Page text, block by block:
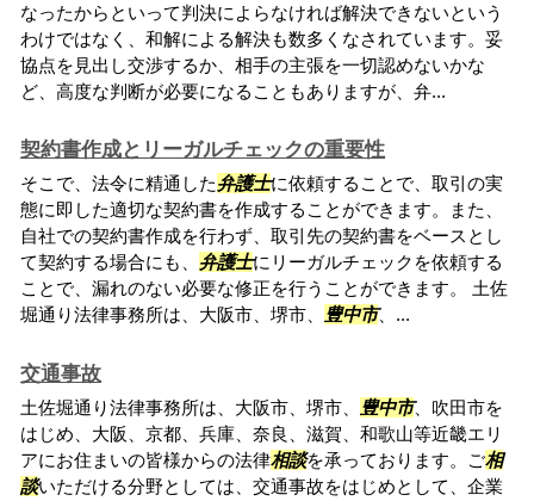
なったからといって判決によらなければ解決できないという
わけではなく、和解による解決も数多くなされています。妥
協点を見出し交渉するか、相手の主張を一切認めないかな
ど、高度な判断が必要になることもありますが、弁...
契約書作成とリーガルチェックの重要性
そこで、法令に精通した弁護士に依頼することで、取引の実
態に即した適切な契約書を作成することができます。また、
自社での契約書作成を行わず、取引先の契約書をベースとし
て契約する場合にも、 弁護士にリーガルチェックを依頼する
ことで、漏れのない必要な修正を行うことができます。 土佐
堀通り法律事務所は、大阪市、堺市、
豊中市、...
交通事故
土佐堀通り法律事務所は、大阪市、堺市、 豊中市、吹田市を
はじめ、大阪、京都、兵庫、奈良、滋賀、和歌山等近畿エリ
アにお住まいの皆様からの法律相談を承っております。ご相
談いただける分野としては、交通事故をはじめとして、企業